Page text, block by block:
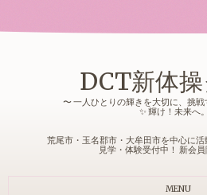
DCT新体
〜 一人ひとりの輝きを大切に、挑
✨ 輝け！未来へ
荒尾市・玉名郡市・大牟田市を中心に活
見学・体験受付中！ 新会員
MENU